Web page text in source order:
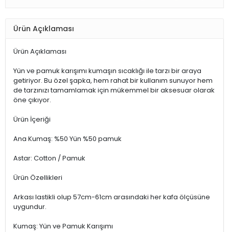
Ürün Açıklaması
Ürün Açıklaması
Yün ve pamuk karışımı kumaşın sıcaklığı ile tarzı bir araya
getiriyor. Bu özel şapka, hem rahat bir kullanım sunuyor hem
de tarzınızı tamamlamak için mükemmel bir aksesuar olarak
öne çıkıyor.
Ürün İçeriği
Ana Kumaş: %50 Yün %50 pamuk
Astar: Cotton / Pamuk
Ürün Özellikleri
Arkası lastikli olup 57cm-61cm arasındaki her kafa ölçüsüne
uygundur.
Kumaş: Yün ve Pamuk Karışımı